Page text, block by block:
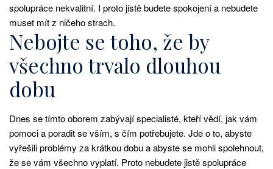
spolupráce nekvalitní. I proto jistě budete spokojení a nebudete
muset mít z ničeho strach.
Nebojte se toho, že by
všechno trvalo dlouhou
dobu
Dnes se tímto oborem zabývají specialisté, kteří vědí, jak vám
pomoci a poradit se vším, s čím potřebujete. Jde o to, abyste
vyřešili problémy za krátkou dobu a abyste se mohli spolehnout,
že se vám všechno vyplatí. Proto nebudete jistě spolupráce